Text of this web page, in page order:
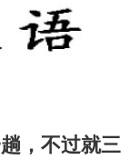
，不过就三